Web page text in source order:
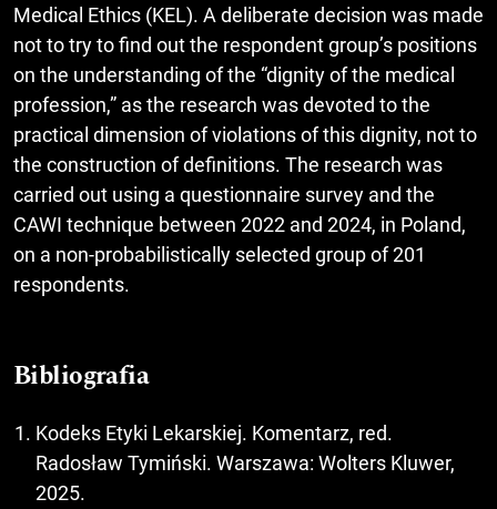
Medical Ethics (KEL). A deliberate decision was made
not to try to find out the respondent group’s positions
on the understanding of the “dignity of the medical
profession,” as the research was devoted to the
practical dimension of violations of this dignity, not to
the construction of definitions. The research was
carried out using a questionnaire survey and the
CAWI technique between 2022 and 2024, in Poland,
on a non-probabilistically selected group of 201
respondents.
Bibliografia
Kodeks Etyki Lekarskiej. Komentarz, red.
Radosław Tymiński. Warszawa: Wolters Kluwer,
2025.